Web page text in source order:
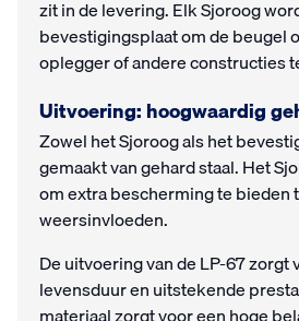
zit in de levering. Elk Sjoroog
bevestigingsplaat om de beugel
oplegger of andere constructies
Uitvoering: hoogwaardig
Zowel het Sjoroog als het
gemaakt van gehard staal. Het
om extra bescherming te bieden
weersinvloeden.
De uitvoering van de LP-67 zorgt
levensduur en uitstekende